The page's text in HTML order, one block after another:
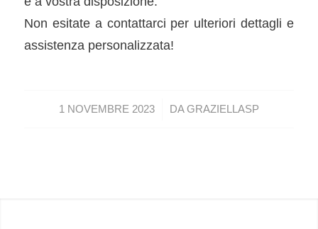
Non esitate a contattarci per ulteriori dettagli e
assistenza personalizzata!
1 NOVEMBRE 2023
/ DAGRAZIELLASP